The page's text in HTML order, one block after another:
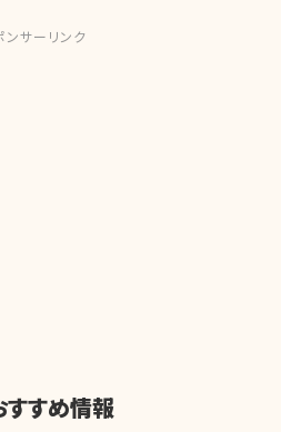
ンサーリンク
すすめ情報